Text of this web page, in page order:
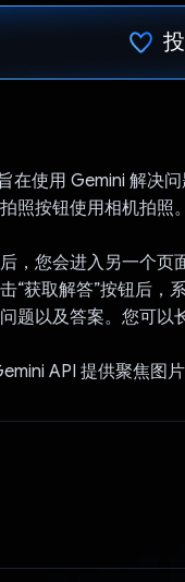
在使用 Gemini 解决
照按钮使用相机拍照。
，您会进入另一个
“获取解答”按钮后，
题以及答案。您可以
API 提供聚焦图